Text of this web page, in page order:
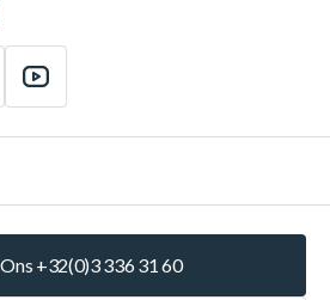
+32(0)3 336 31 60